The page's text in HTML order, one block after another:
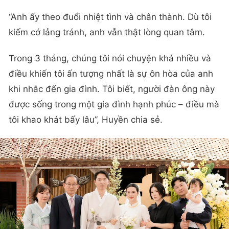
“Anh ấy theo đuổi nhiệt tình và chân thành. Dù tôi
kiếm cớ lảng tránh, anh vẫn thật lòng quan tâm.
Trong 3 tháng, chúng tôi nói chuyện khá nhiều và
điều khiến tôi ấn tượng nhất là sự ôn hòa của anh
khi nhắc đến gia đình. Tôi biết, người đàn ông này
được sống trong một gia đình hạnh phúc – điều mà
tôi khao khát bấy lâu”, Huyền chia sẻ.